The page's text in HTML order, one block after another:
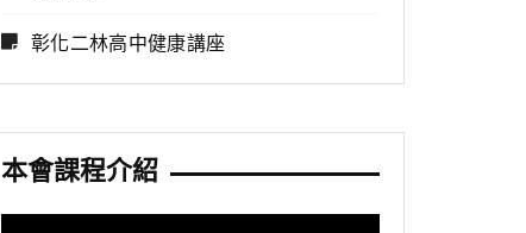
彰化二林高中健康講座
本會課程介紹